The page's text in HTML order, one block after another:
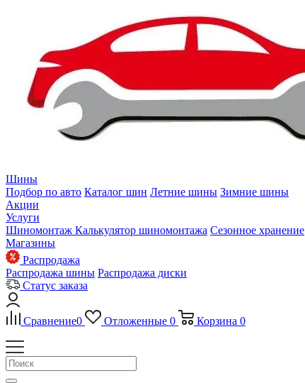
Шины
Подбор по авто Каталог шин Летние шины Зимние шины
Акции
Услуги
Шиномонтаж Калькулятор шиномонтажа Сезонное хранение
Магазины
Распродажа
Распродажа шины Распродажа диски
Статус заказа
Сравнение0 Отложенные 0 Корзина 0